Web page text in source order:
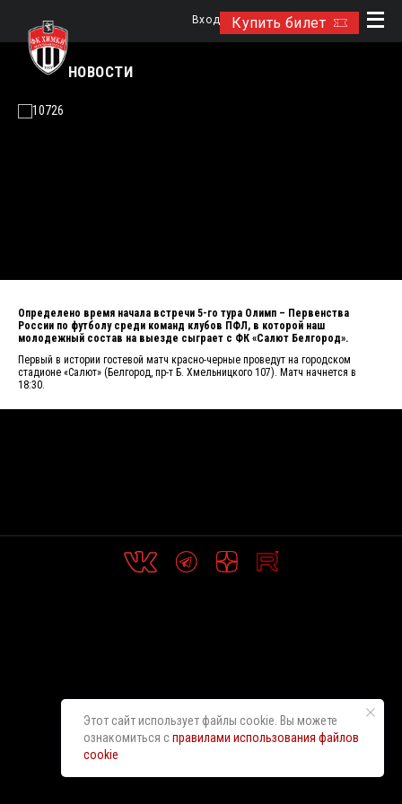
Купить билет
Вход
НОВОСТИ
Определено время начала встречи 5-го тура Олимп – Первенства
России по футболу среди команд клубов ПФЛ, в которой наш
молодежный состав на выезде сыграет с ФК «Салют Белгород».
Первый в истории гостевой матч красно-черные проведут на городском
стадионе «Салют» (Белгород, пр-т Б. Хмельницкого 107). Матч начнется в
18:30.
Этот сайт использует файлы cookie. Вы можете
ознакомиться справилами использования файлов
cookie